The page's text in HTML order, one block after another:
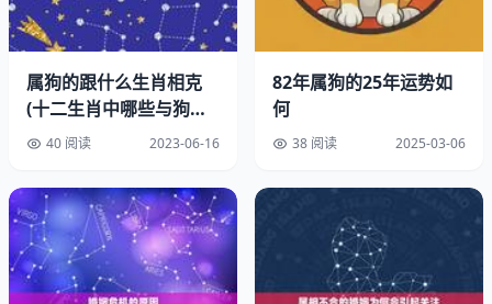
狗狗的体型是影响配对成功的一个重要。如果两只狗狗的体
型差距太大，就会出现拉不出来的情况。比如，一只小型犬
和一只大型犬配对，就很容易出现这种情况。
属狗的跟什么生肖相克
(十二生肖中哪些与狗不
合)40 阅读 2023-06-16
82年属狗的25年运势如
何
38 阅读 2025-03-06